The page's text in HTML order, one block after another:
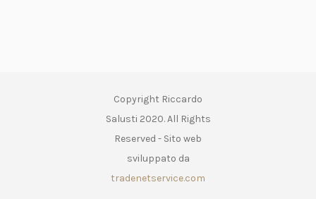
Copyright Riccardo
Salusti 2020. All Rights
Reserved - Sito web
sviluppato da
tradenetservice.com